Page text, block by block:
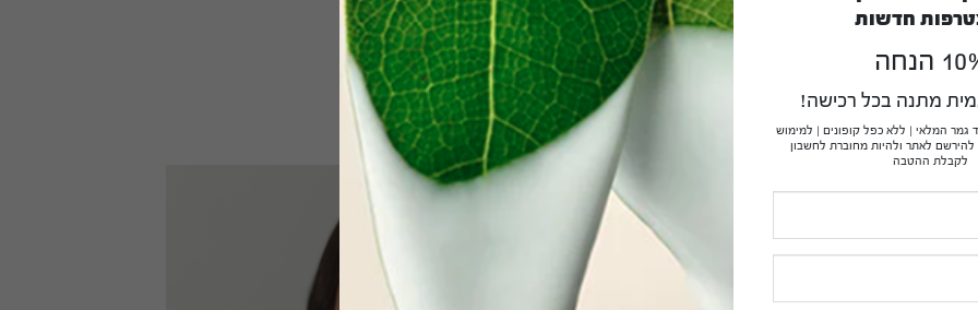
המוצרים שלנו אינם מכילים למעלה מ-1,500 מרכיבים שאסורים לשימוש
נקיים מ: פרבנים, פתלטים, חומרים
משחררי פורמלדהיד ופורמלדהיד, נתרן לאוריל סולפט (SLS), שמן מינרלי,
חדשות
הנחה
מתנה בכל רכישה!
31.12.26 או עד גמר המלאי | ללא כפל קופונים | למימוש
לאתר ולהיות מחוברת לחשבון
לקבלת ההטבה